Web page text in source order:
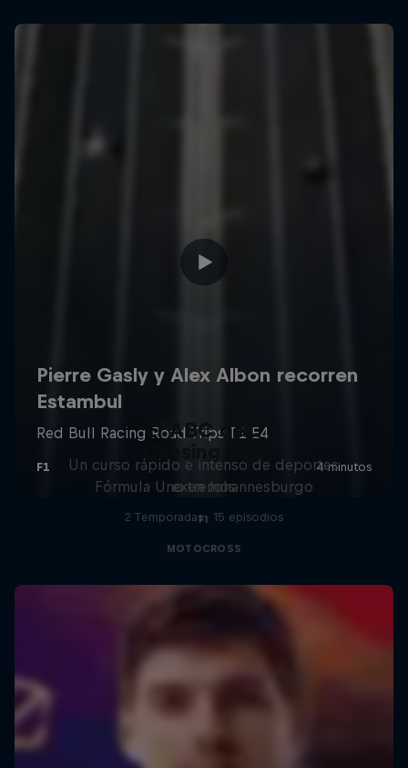
Fórmula Uno en Johannesburgo
F1
El ABC de...
Un curso rápido e intenso de deportes
extremos
2 Temporadas · 15 episodios
MOTOCROSS